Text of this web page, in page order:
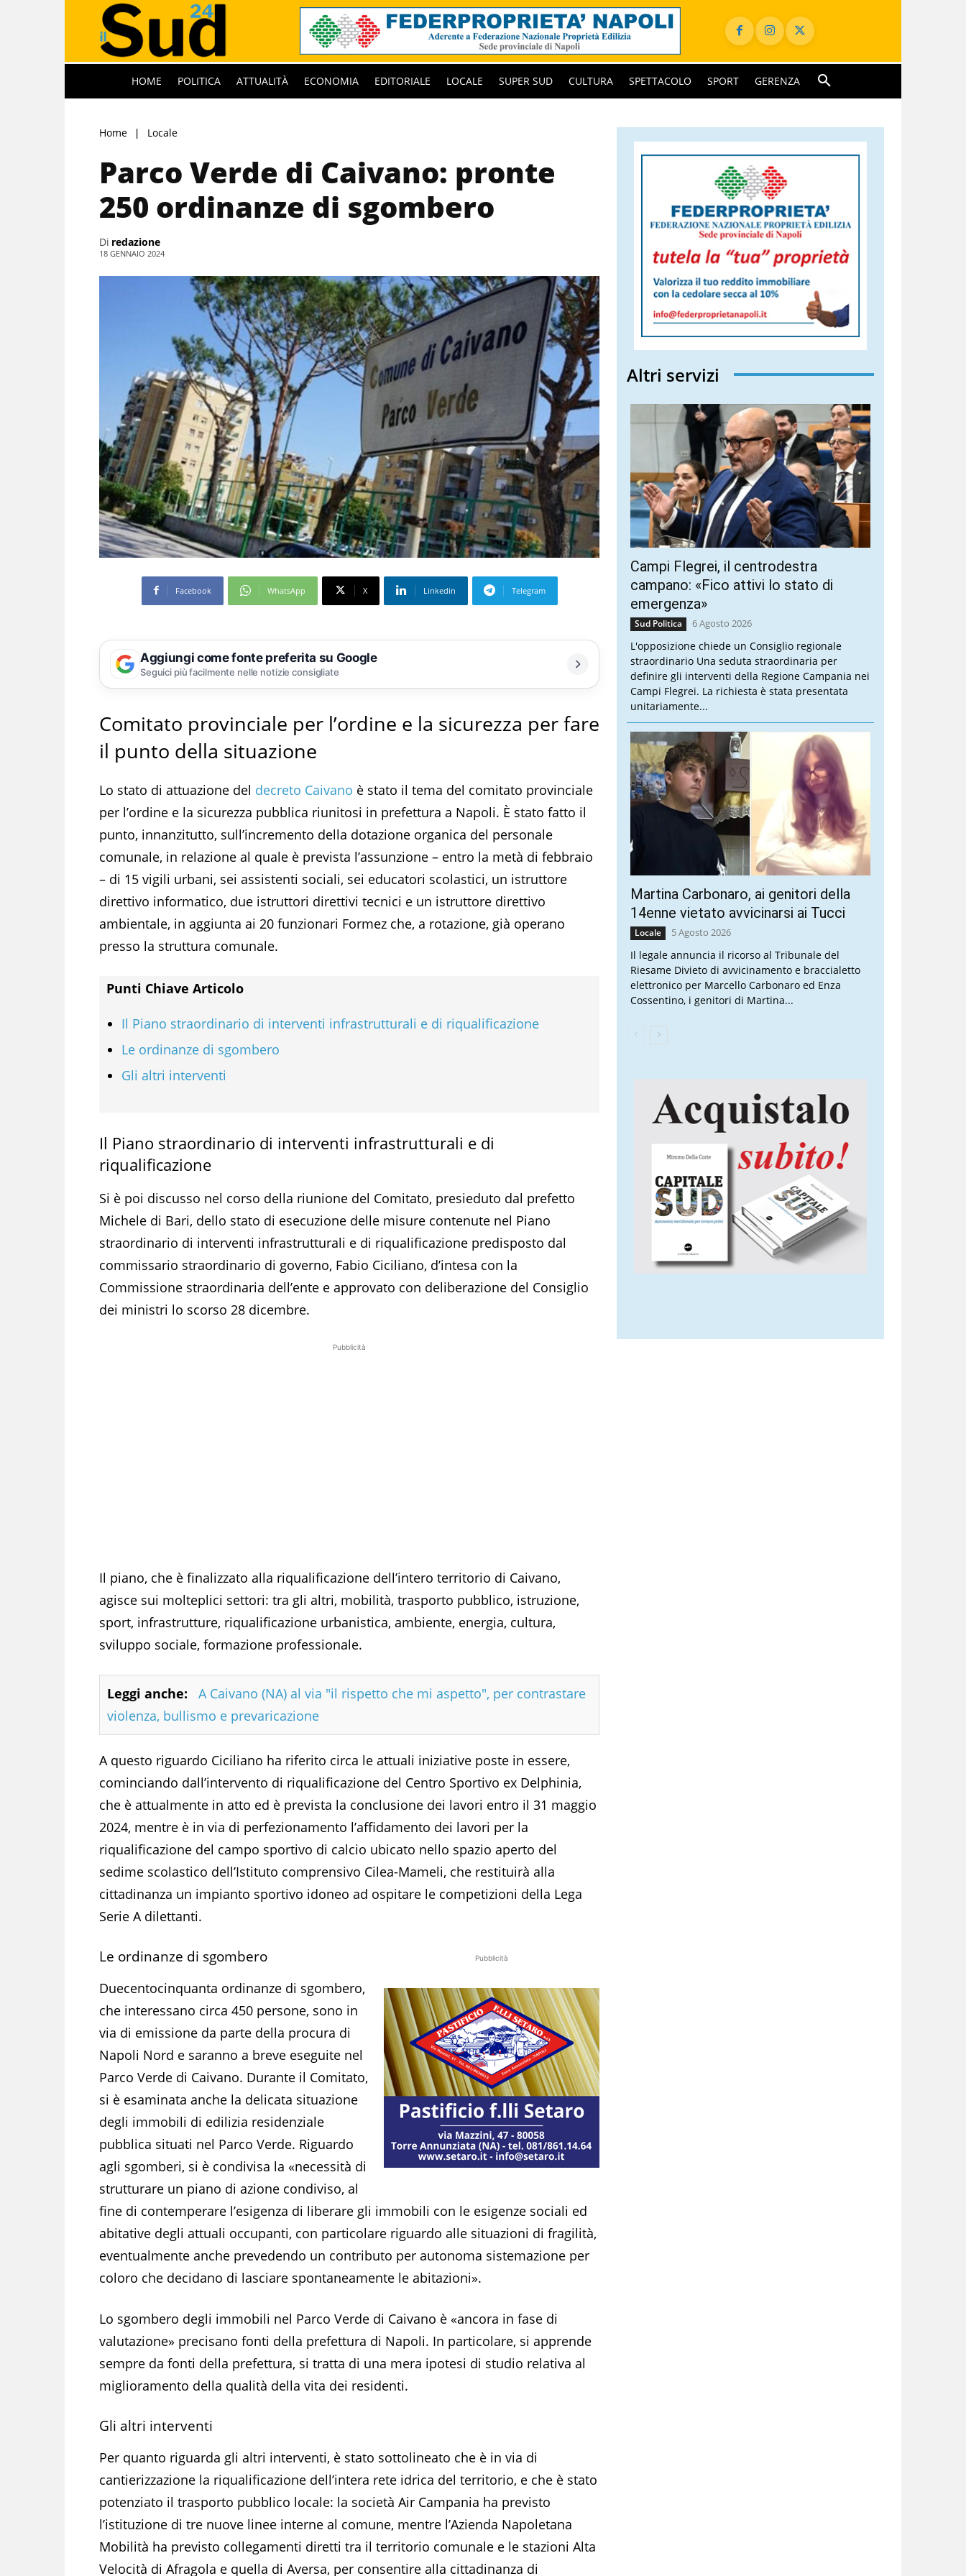
HOME POLITICA ATTUALITÀ ECONOMIA EDITORIALE LOCALE SUPER SUD CULTURA SPETTACOLO SPORT GERENZA
Home Locale
Parco Verde di Caivano: pronte
250 ordinanze di sgombero
Di redazione
18 GENNAIO 2024
Facebook WhatsApp X Linkedin Telegram
Aggiungi come fonte preferita su Google
Seguici più facilmente nelle notizie consigliate
Comitato provinciale per l’ordine e la sicurezza per fare
il punto della situazione
Lo stato di attuazione del decreto Caivano è stato il tema del comitato provinciale
per l’ordine e la sicurezza pubblica riunitosi in prefettura a Napoli. È stato fatto il
punto, innanzitutto, sull’incremento della dotazione organica del personale
comunale, in relazione al quale è prevista l’assunzione – entro la metà di febbraio
– di 15 vigili urbani, sei assistenti sociali, sei educatori scolastici, un istruttore
direttivo informatico, due istruttori direttivi tecnici e un istruttore direttivo
ambientale, in aggiunta ai 20 funzionari Formez che, a rotazione, già operano
presso la struttura comunale.
Punti Chiave Articolo
Il Piano straordinario di interventi infrastrutturali e di riqualificazione
Le ordinanze di sgombero
Gli altri interventi
Il Piano straordinario di interventi infrastrutturali e di
riqualificazione
Si è poi discusso nel corso della riunione del Comitato, presieduto dal prefetto
Michele di Bari, dello stato di esecuzione delle misure contenute nel Piano
straordinario di interventi infrastrutturali e di riqualificazione predisposto dal
commissario straordinario di governo, Fabio Ciciliano, d’intesa con la
Commissione straordinaria dell’ente e approvato con deliberazione del Consiglio
dei ministri lo scorso 28 dicembre.
Pubblicità
Il piano, che è finalizzato alla riqualificazione dell’intero territorio di Caivano,
agisce sui molteplici settori: tra gli altri, mobilità, trasporto pubblico, istruzione,
sport, infrastrutture, riqualificazione urbanistica, ambiente, energia, cultura,
sviluppo sociale, formazione professionale.
Leggi anche:
A Caivano (NA) al via "il rispetto che mi aspetto", per contrastare
violenza, bullismo e prevaricazione
A questo riguardo Ciciliano ha riferito circa le attuali iniziative poste in essere,
cominciando dall’intervento di riqualificazione del Centro Sportivo ex Delphinia,
che è attualmente in atto ed è prevista la conclusione dei lavori entro il 31 maggio
2024, mentre è in via di perfezionamento l’affidamento dei lavori per la
riqualificazione del campo sportivo di calcio ubicato nello spazio aperto del
sedime scolastico dell’Istituto comprensivo Cilea-Mameli, che restituirà alla
cittadinanza un impianto sportivo idoneo ad ospitare le competizioni della Lega
Serie A dilettanti.
Pubblicità
Le ordinanze di sgombero
Duecentocinquanta ordinanze di sgombero,
che interessano circa 450 persone, sono in
via di emissione da parte della procura di
Napoli Nord e saranno a breve eseguite nel
Parco Verde di Caivano. Durante il Comitato,
si è esaminata anche la delicata situazione
degli immobili di edilizia residenziale
pubblica situati nel Parco Verde. Riguardo
agli sgomberi, si è condivisa la «necessità di
strutturare un piano di azione condiviso, al
fine di contemperare l’esigenza di liberare gli immobili con le esigenze sociali ed
abitative degli attuali occupanti, con particolare riguardo alle situazioni di fragilità,
eventualmente anche prevedendo un contributo per autonoma sistemazione per
coloro che decidano di lasciare spontaneamente le abitazioni».
Lo sgombero degli immobili nel Parco Verde di Caivano è «ancora in fase di
valutazione» precisano fonti della prefettura di Napoli. In particolare, si apprende
sempre da fonti della prefettura, si tratta di una mera ipotesi di studio relativa al
miglioramento della qualità della vita dei residenti.
Gli altri interventi
Per quanto riguarda gli altri interventi, è stato sottolineato che è in via di
cantierizzazione la riqualificazione dell’intera rete idrica del territorio, e che è stato
potenziato il trasporto pubblico locale: la società Air Campania ha previsto
l’istituzione di tre nuove linee interne al comune, mentre l’Azienda Napoletana
Mobilità ha previsto collegamenti diretti tra il territorio comunale e le stazioni Alta
Velocità di Afragola e quella di Aversa, per consentire alla cittadinanza di
Altri servizi
Campi Flegrei, il centrodestra
campano: «Fico attivi lo stato di
emergenza»
Sud Politica 6 Agosto 2026
L'opposizione chiede un Consiglio regionale
straordinario Una seduta straordinaria per
definire gli interventi della Regione Campania nei
Campi Flegrei. La richiesta è stata presentata
unitariamente...
Martina Carbonaro, ai genitori della
14enne vietato avvicinarsi ai Tucci
Locale 5 Agosto 2026
Il legale annuncia il ricorso al Tribunale del
Riesame Divieto di avvicinamento e braccialetto
elettronico per Marcello Carbonaro ed Enza
Cossentino, i genitori di Martina...